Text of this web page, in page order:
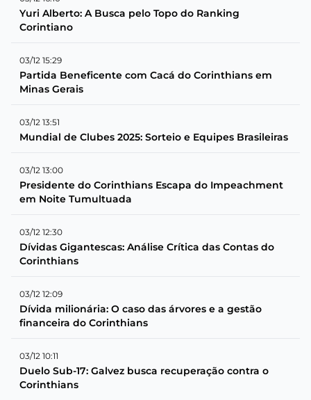
Yuri Alberto: A Busca pelo Topo do Ranking
Corintiano
03/12 15:29
Partida Beneficente com Cacá do Corinthians em
Minas Gerais
03/12 13:51
Mundial de Clubes 2025: Sorteio e Equipes Brasileiras
03/12 13:00
Presidente do Corinthians Escapa do Impeachment
em Noite Tumultuada
03/12 12:30
Dívidas Gigantescas: Análise Crítica das Contas do
Corinthians
03/12 12:09
Dívida milionária: O caso das árvores e a gestão
financeira do Corinthians
03/12 10:11
Duelo Sub-17: Galvez busca recuperação contra o
Corinthians